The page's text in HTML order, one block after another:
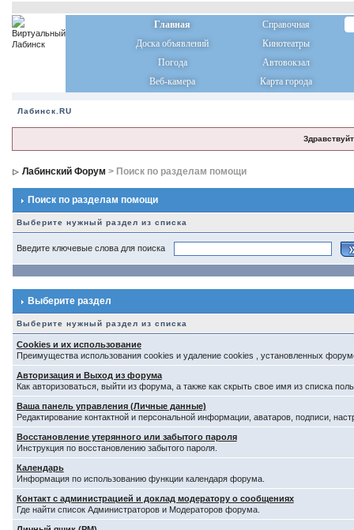
Главная
Справочная
Доска объявлений
Кинотеатры
Погода
Автовокзал
Веб-камера
Карта города
Лабинск.RU
Лабинский Форум > Поиск по разделам помощи
Поиск по разделам помощи
Выберите нужный раздел из списка
Введите ключевые слова для поиска
Выберите раздел
Выберите нужный раздел из списка
Cookies и их использование
Преимущества использования cookies и удаление cookies , установленных
Авторизация и Выход из форума
Как авторизоваться, выйти из форума, а также как скрыть свое имя из списка
Ваша панель управления (Личные данные)
Редактирование контактной и персональной информации, аватаров, подписи,
Восстановление утерянного или забытого пароля
Инструкция по восстановлению забытого пароля.
Календарь
Информация по использованию функции календаря форума.
Контакт с администрацией и доклад модератору о сообщениях
Где найти список Администраторов и Модераторов форума.